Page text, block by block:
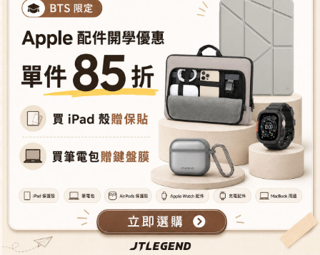
超強磁吸 兼容主流磁吸配件 -
內建特製磁圈，磁吸拉力增強160%以上(與蘋果原廠相比)，與
磁吸無線充電器完美對位，穩固貼合，同時兼容市售一般磁吸
配件。